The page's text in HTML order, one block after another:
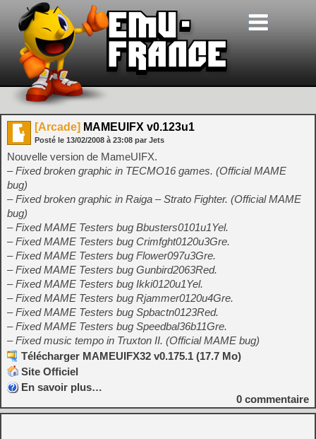
[Arcade] MAMEUIFX v0.123u1
Posté le 13/02/2008 à 23:08 par Jets
Nouvelle version de MameUIFX.
– Fixed broken graphic in TECMO16 games. (Official MAME
bug)
– Fixed broken graphic in Raiga – Strato Fighter. (Official MAME
bug)
– Fixed MAME Testers bug Bbusters0101u1Yel.
– Fixed MAME Testers bug Crimfght0120u3Gre.
– Fixed MAME Testers bug Flower097u3Gre.
– Fixed MAME Testers bug Gunbird2063Red.
– Fixed MAME Testers bug Ikki0120u1Yel.
– Fixed MAME Testers bug Rjammer0120u4Gre.
– Fixed MAME Testers bug Spbactn0123Red.
– Fixed MAME Testers bug Speedbal36b11Gre.
– Fixed music tempo in Truxton II. (Official MAME bug)
Télécharger MAMEUIFX32 v0.175.1 (17.7 Mo)
Site Officiel
En savoir plus…
0 commentaire